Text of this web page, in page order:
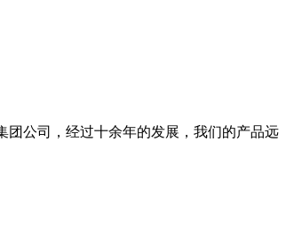
团公司，经过十余年的发展，我们的产品远